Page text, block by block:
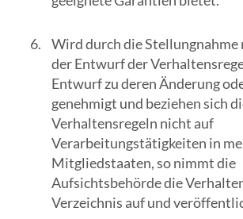
Wird durch die Stellungnahme
der Entwurf der
Entwurf zu deren Änderung
genehmigt und beziehen sich
Verhaltensregeln nicht auf
Verarbeitungstätigkeiten in
Mitgliedstaaten, so nimmt die
Aufsichtsbehörde die
Verzeichnis auf und